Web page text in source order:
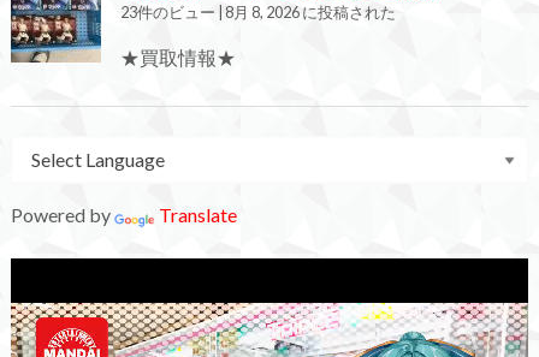
23件のビュー 8月 8, 2026 に投稿された
★買取情報★
Powered by Translate